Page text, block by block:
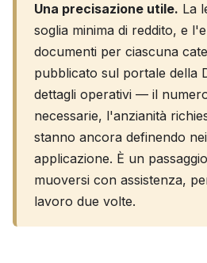
Una precisazione utile. La
soglia minima di reddito, e
documenti per ciascuna
pubblicato sul portale della
dettagli operativi — il
necessarie, l'anzianità
stanno ancora definendo
applicazione. È un
muoversi con assistenza,
lavoro due volte.